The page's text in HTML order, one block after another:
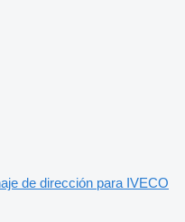
de dirección para IVECO